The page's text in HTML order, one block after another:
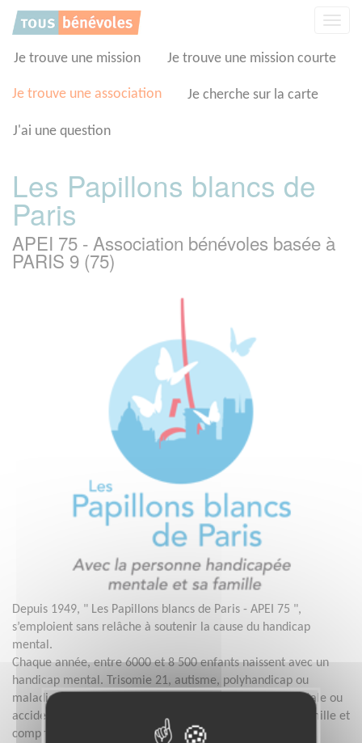
Je trouve une mission Je trouve une mission courte
Je trouve une association Je cherche sur la carte
J'ai une question
Les Papillons blancs de
Paris
APEI 75 - Association bénévoles basée à
PARIS 9 (75)
Depuis 1949, " Les Papillons blancs de Paris - APEI 75 ",
s’emploient sans relâche à soutenir la cause du handicap
mental.
Chaque année, entre 6000 et 8 500 enfants naissent avec un
handicap mental. Trisomie 21, autisme, polyhandicap ou
maladie rare..., qu’elle soit d’origine génétique, congénitale ou
accidentelle, cette anomalie va bouleverser toute une famille et
compromettre l’avenir social de celui qui la subit.
Panneau de gestion des cookies